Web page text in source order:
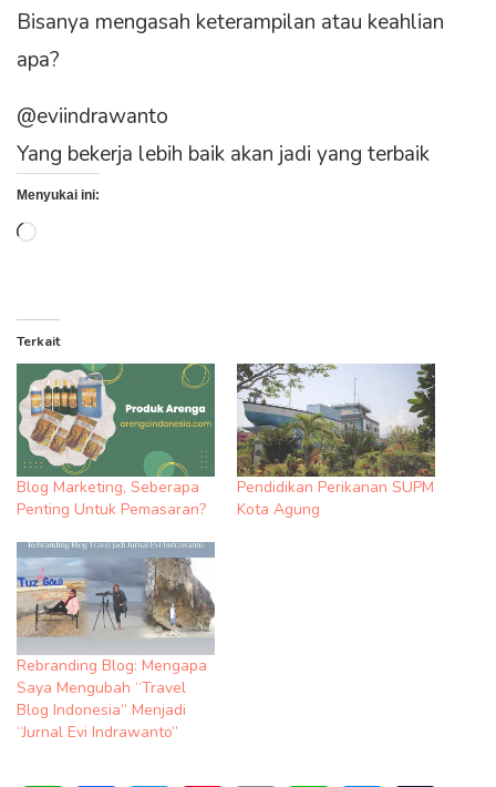
Bisanya mengasah keterampilan atau keahlian
apa?
@eviindrawanto
Yang bekerja lebih baik akan jadi yang terbaik
Menyukai ini:
Memuat...
Terkait
Blog Marketing, Seberapa
Penting Untuk Pemasaran?
Pendidikan Perikanan SUPM
Kota Agung
Rebranding Blog: Mengapa
Saya Mengubah “Travel
Blog Indonesia” Menjadi
“Jurnal Evi Indrawanto”